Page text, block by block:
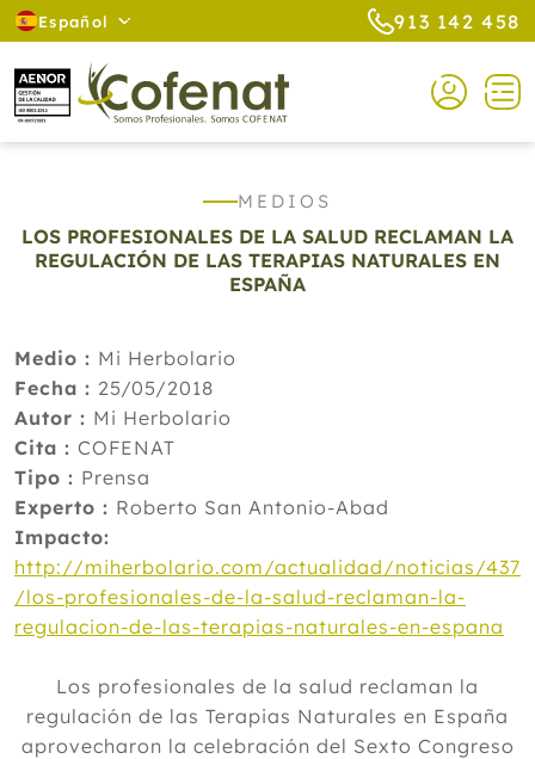
Español 913 142 458
MEDIOS
LOS PROFESIONALES DE LA SALUD RECLAMAN LA
REGULACIÓN DE LAS TERAPIAS NATURALES EN
ESPAÑA
Medio : Mi Herbolario
Fecha : 25/05/2018
Autor : Mi Herbolario
Cita : COFENAT
Tipo : Prensa
Experto : Roberto San Antonio-Abad
Impacto:
http://miherbolario.com/actualidad/noticias/437
/los-profesionales-de-la-salud-reclaman-la-
regulacion-de-las-terapias-naturales-en-espana
Los profesionales de la salud reclaman la
regulación de las Terapias Naturales en España
aprovecharon la celebración del Sexto Congreso